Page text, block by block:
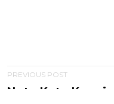
P
PREVIOUS POST
Nota Kata Kunci..